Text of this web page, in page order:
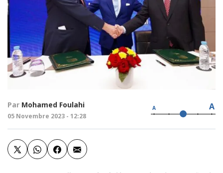
Par Mohamed Foulahi
05 Novembre 2023 - 12:28
A A